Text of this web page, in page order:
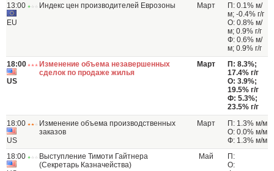
13:00
EU
Индекс цен производителей Еврозоны Март
П: 0.1% м/
м; -0.4% г/г
О: 0.8% м/
м; 0.9% г/г
Ф: 0.6% м/
м; 0.9% г/г
18:00
US
Изменение объема незавершенных
сделок по продаже жилья
Март
П: 8.3%;
17.4% г/г
О: 3.9%;
19.5% г/г
Ф: 5.3%;
23.5% г/г
18:00
US
Изменение объема производственных
заказов
Март
П: 1.3% м/м
О: 0.0% м/м
Ф: 1.3% м/м
18:00
Выступление Тимоти Гайтнера
(Секретарь Казначейства)
Май
П:
О: